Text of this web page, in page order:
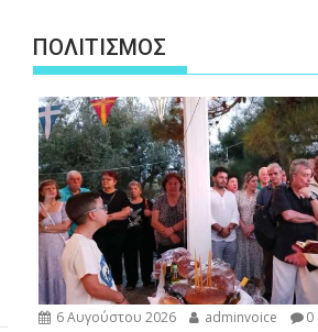
ΠΟΛΙΤΙΣΜΟΣ
6 Αυγούστου 2026 adminvoice 0